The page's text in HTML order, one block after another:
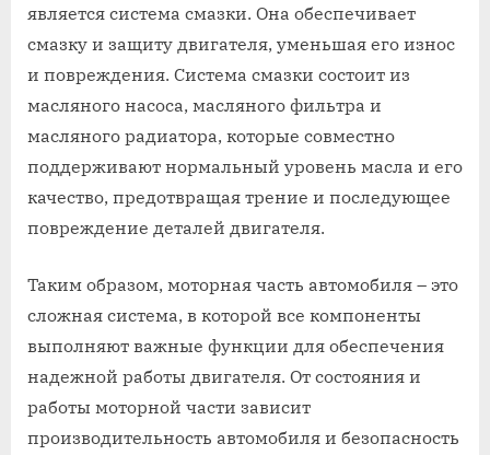
является система смазки. Она обеспечивает
смазку и защиту двигателя, уменьшая его износ
и повреждения. Система смазки состоит из
масляного насоса, масляного фильтра и
масляного радиатора, которые совместно
поддерживают нормальный уровень масла и его
качество, предотвращая трение и последующее
повреждение деталей двигателя.
Таким образом, моторная часть автомобиля – это
сложная система, в которой все компоненты
выполняют важные функции для обеспечения
надежной работы двигателя. От состояния и
работы моторной части зависит
производительность автомобиля и безопасность